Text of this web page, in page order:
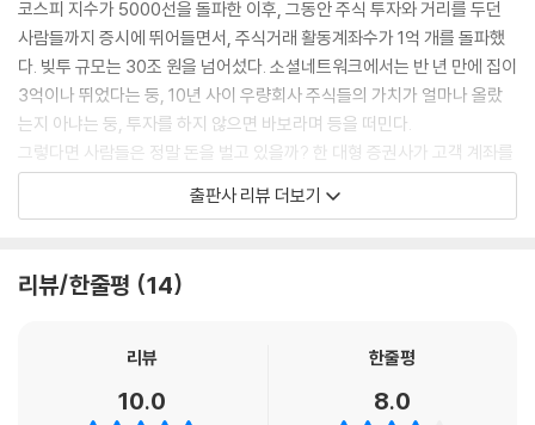
모든 법은 로마로 통한다
인생과 투자의 지혜를 담은 경구
03. 투자에는 하차 안내 방송이 없다
세 개의 반지
최초의 투기꾼
투기의 역사는 각운을 맞춘다
투자에는 하차 안내 방송이 없다
고쿠라의 행운
한두 번은 우연, 세 번이면 패턴
주가는 정말 예측할 수 있을까?
코스피 지수가 5000선을 돌파한 이후, 그동안 주식 투자와 거리를 두던
사람들까지 증시에 뛰어들면서, 주식거래 활동계좌수가 1억 개를 돌파했
다. 빚투 규모는 30조 원을 넘어섰다. 소셜네트워크에서는 반 년 만에 집이
3억이나 뛰었다는 둥, 10년 사이 우량회사 주식들의 가치가 얼마나 올랐
는지 아냐는 둥, 투자를 하지 않으면 바보라며 등을 떠민다.
그렇다면 사람들은 정말 돈을 벌고 있을까? 한 대형 증권사가 고객 계좌를
분석해 본 결과 손실 구간에 있는 사람이 50%가 넘었다. 자본시장연구원
자료에 의하면, 지금과 같은 주식 투자 붐이 일었던 2020년에도 신규투자
사람들은 쏟아지는 정보와 이론을 흡수하며 투자 성공률을 높이기 위해 노
기는 계산할 수 없다’던 아이작 뉴턴의 말처럼 심리적 급류에 휩쓸려 큰 손
출판사 리뷰 더보기
리뷰/한줄평 14
리뷰
10.0
한줄평
8.0